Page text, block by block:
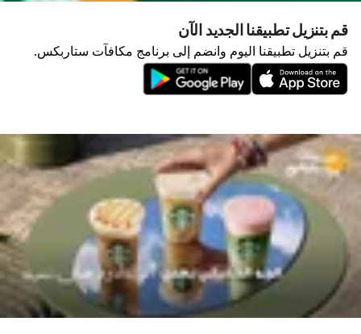
قم بتنزيل تطبيقنا الجديد الآن
قم بتنزيل تطبيقنا اليوم وانضم إلى برنامج مكافآت ستاربكس.